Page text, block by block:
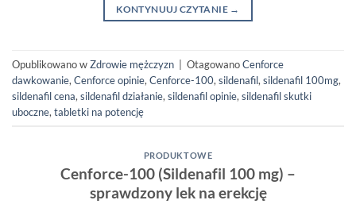
KONTYNUUJ CZYTANIE →
Opublikowano wZdrowie mężczyzn | OtagowanoCenforce
dawkowanie, Cenforce opinie, Cenforce-100, sildenafil, sildenafil 100mg,
sildenafil cena, sildenafil działanie, sildenafil opinie, sildenafil skutki
uboczne, tabletki na potencję
PRODUKTOWE
Cenforce-100 (Sildenafil 100 mg) –
sprawdzony lek na erekcję